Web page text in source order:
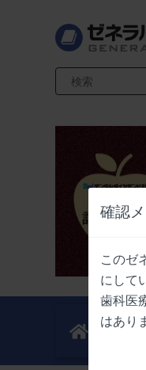
確認
このゼ
にして
歯科医
はあり
検索キーワード入